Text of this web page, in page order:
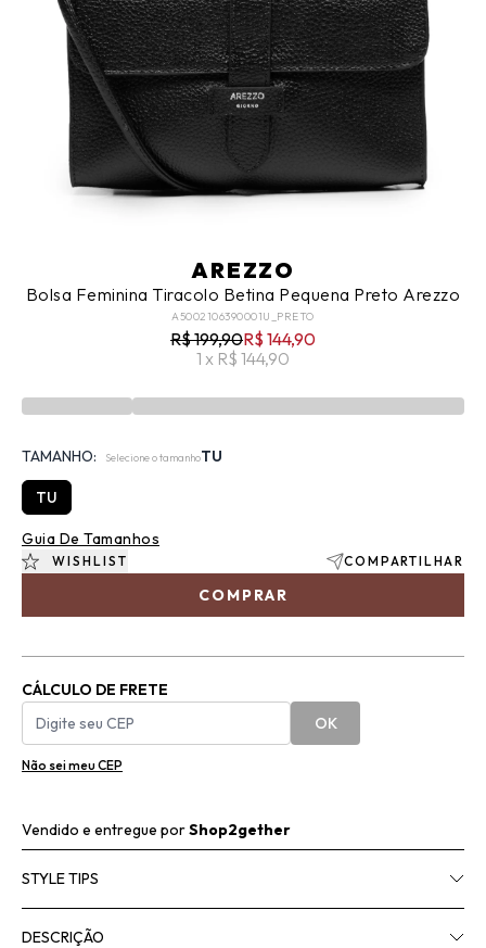
AREZZO
Bolsa Feminina Tiracolo Betina Pequena Preto Arezzo
A5002106390001U_PRETO
R$ 199,90R$ 144,90
1 x R$ 144,90
TAMANHO: Selecione o tamanhoTU
TU
COMPRAR
WISHLIST COMPARTILHAR
Guia De Tamanhos
CÁLCULO DE FRETE
OK
Não sei meu CEP
Vendido e entregue porShop2gether
STYLE TIPS
DESCRIÇÃO